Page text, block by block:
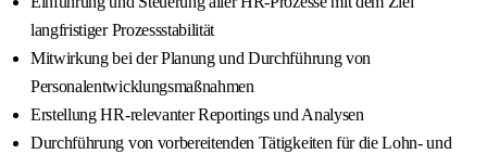
langfristiger Prozessstabilität
Mitwirkung bei der Planung und Durchführung von
Personalentwicklungsmaßnahmen
Erstellung HR-relevanter Reportings und Analysen
Durchführung von vorbereitenden Tätigkeiten für die Lohn- und